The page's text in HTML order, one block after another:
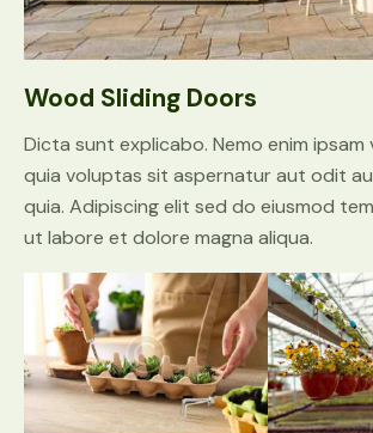
Wood Sliding Doors
Dicta sunt explicabo. Nemo enim
quia voluptas sit aspernatur aut odit
quia. Adipiscing elit sed do eiusmod
ut labore et dolore magna aliqua.